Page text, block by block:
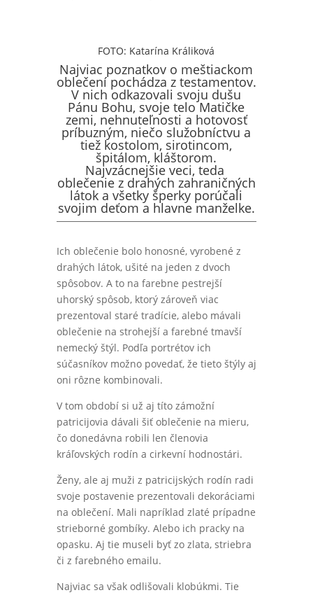
FOTO: Katarína Králiková
Najviac poznatkov o meštiackom
oblečení pochádza z testamentov.
V nich odkazovali svoju dušu
Pánu Bohu, svoje telo Matičke
zemi, nehnuteľnosti a hotovosť
príbuzným, niečo služobníctvu a
tiež kostolom, sirotincom,
špitálom, kláštorom.
Najvzácnejšie veci, teda
oblečenie z drahých zahraničných
látok a všetky šperky porúčali
svojim deťom a hlavne manželke.
Ich oblečenie bolo honosné, vyrobené z
drahých látok, ušité na jeden z dvoch
spôsobov. A to na farebne pestrejší
uhorský spôsob, ktorý zároveň viac
prezentoval staré tradície, alebo mávali
oblečenie na strohejší a farebné tmavší
nemecký štýl. Podľa portrétov ich
súčasníkov možno povedať, že tieto štýly aj
oni rôzne kombinovali.
V tom období si už aj títo zámožní
patricijovia dávali šiť oblečenie na mieru,
čo donedávna robili len členovia
kráľovských rodín a cirkevní hodnostári.
Ženy, ale aj muži z patricijských rodín radi
svoje postavenie prezentovali dekoráciami
na oblečení. Mali napríklad zlaté prípadne
strieborné gombíky. Alebo ich pracky na
opasku. Aj tie museli byť zo zlata, striebra
či z farebného emailu.
Najviac sa však odlišovali klobúkmi. Tie